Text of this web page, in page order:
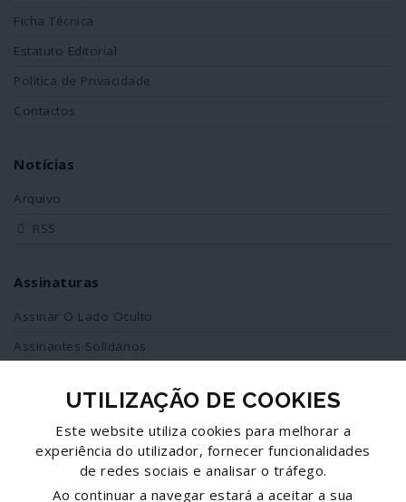
Ficha Técnica
Estatuto Editorial
Política de Privacidade
Contactos
Notícias
Arquivo
RSS
Assinaturas
Assinar O Lado Oculto
Assinantes Solidários
Redes Sociais
Siga-nos no facebook
UTILIZAÇÃO DE COOKIES
Este website utiliza cookies para melhorar a
experiência do utilizador, fornecer funcionalidades
de redes sociais e analisar o tráfego.
Ao continuar a navegar estará a aceitar a sua